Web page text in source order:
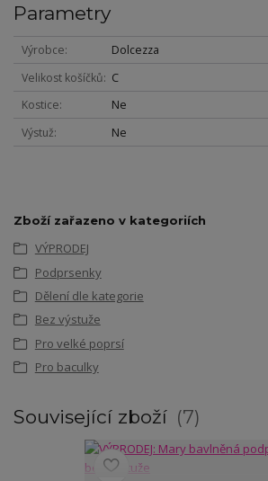
Parametry
Výrobce
Dolcezza
Velikost košíčků
C
Kostice
Ne
Výstuž
Ne
Zboží zařazeno v kategoriích
VÝPRODEJ
Podprsenky
Dělení dle kategorie
Bez výstuže
Pro velké poprsí
Pro baculky
Související zboží 7